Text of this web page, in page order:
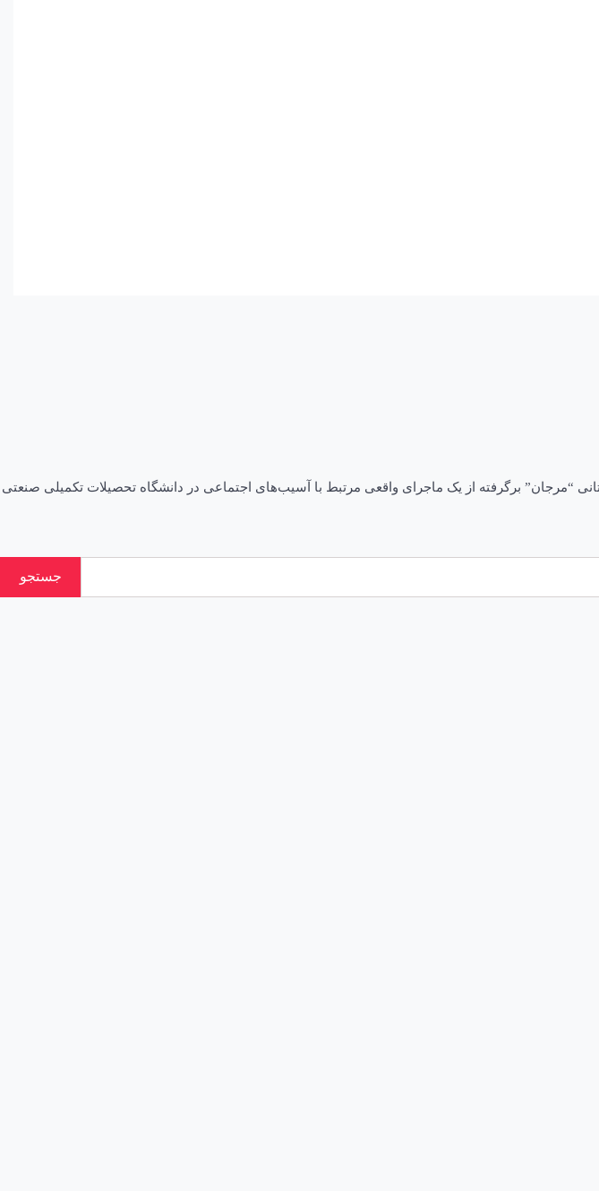
آذر ۱۴۰۱ – ۲۰:۵۶ اخبار استانها اخبار کرمان فیلم داستانی “مرجان” برگرفته از یک ماجرای واقعی مرتبط با آسیب‌های اجتماعی در دانشگاه تحصیلات تکمیلی صنعتی